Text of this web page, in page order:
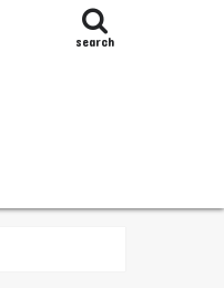
search